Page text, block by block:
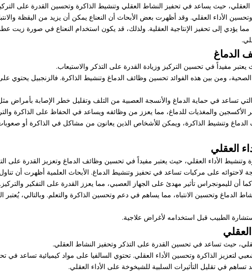
العقلي، حيث يساعد في تحفيز النشاط العقلي وتنشيط الذاكرة وتحسين القدرة على
الأداء العقلي. وقد أظهرت بعض الأبحاث أن النعناع يمكن أن يزيد من اليقظة
مما يؤدي إلى تحفيز الإنتاجية العقلية. ولذلك، قد يكون استخدام النعناع في صورة زيت
الدماغ
مفيداً في تحسين التركيز وزيادة القدرة على التذكر والاستيعاب.
الصحية، ومن بين هذه الفوائد تحسين وظائف الدماغ وتنشيط الذاكرة. فالزنجبيل يحتوي
تساعد في حماية الدماغ والأنسجة العصبية من التلف وتقليل خطر الإصابة بأمراض
الأكسجين والمغذيات للدماغ، مما يعزز من وظائفه ويساعد في الحفاظ على الذاكرة
وتنشيط الذاكرة، ويمكن للأشخاص الذين يعانون من مشاكل في الذاكرة أو
العقلي
الأداء العقلي، حيث يعتبر مفيداً في تحسين وظائف الدماغ وتعزيز القدرة على
لاحتوائه على مركبات تساعد في تحفيز وتنشيط الدماغ. الأبحاث العلمية أظهرت أن
أن لليمونجراس تأثير مهدئ على الجهاز العصبي، مما يعزز القدرة على التفكير والتركيز.
وتحسين الانتباه، مما يساهم في دعم وتحسين الذاكرة والتعلم. وبالتالي، يُعتبر
الطبيب قبل استخدامه لأغراض علاجية.
حيث تساعد في تحسين القدرة على التذكر وتحفيز النشاط العقلي.
لتعزيز الذاكرة وتحسين الأداء العقلي. تحتوي السالفيا على مواد كيميائية تساعد في
في تقليل التأثيرات السلبية للشيخوخة على الأداء العقلي.